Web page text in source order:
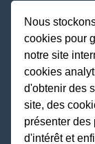
Nous
cookies pour
notre site
cookies
d'obtenir des
site, des
présenter des
d'intérêt et